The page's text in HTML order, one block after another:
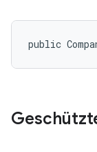
public